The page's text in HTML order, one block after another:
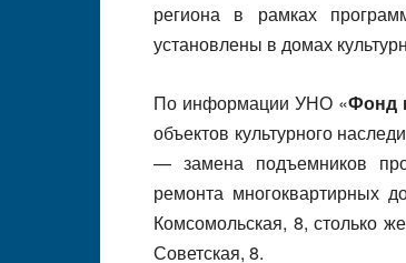
региона в рамках
установлены в домах
По информации УНО «Фонд
объектов культурного
— замена подъемников
ремонта многоквартирных
Комсомольская, 8,
Советская, 8.